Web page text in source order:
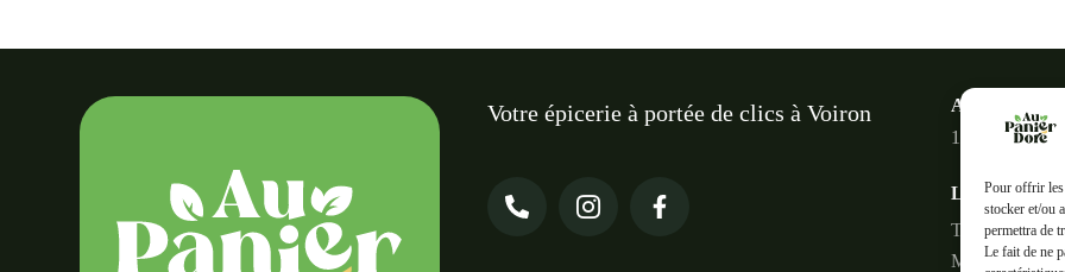
Pour offrir les
stocker et/ou
permettra de
Le fait de ne
Votre épicerie à portée de clics à Voiron
Au panier doré
18 Rue des
Liens rapides
Tous les
Mon compte